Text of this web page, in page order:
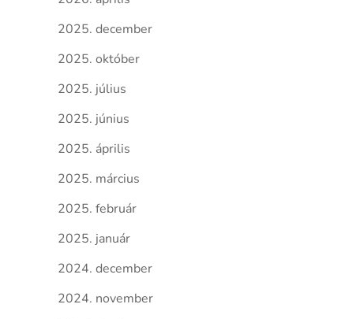
2025. december
2025. október
2025. július
2025. június
2025. április
2025. március
2025. február
2025. január
2024. december
2024. november